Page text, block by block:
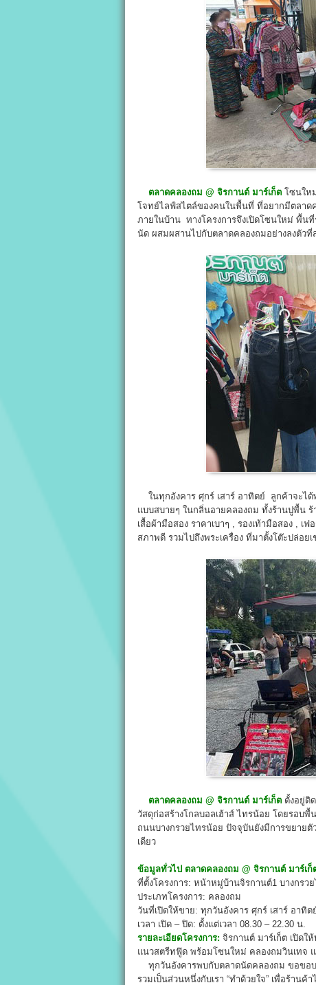
ตลาดคลองถม @ จิรกานต์ มาร์เก็ต โซนให
โจทย์ไลฟ์สไตล์ของคนในพื้นที่ ที่อยากมีตลาดค
ภายในบ้าน ทางโครงการจึงเปิดโซนใหม่ พื้น
นัด ผสมผสานไปกับตลาดคลองถมอย่างลงตัวที่
ในทุกอังคาร ศุกร์ เสาร์ อาทิตย์ ลูกค้าจะไ
แบบสบายๆ ในกลิ่นอายคลองถม ทั้งร้านปูพื้น
เสื้อผ้ามือสอง ราคาเบาๆ , รองเท้ามือสอง ,
สภาพดี รวมไปถึงพระเครื่อง ที่มาตั้งโต๊ะปล่อย
ตลาดคลองถม @ จิรกานต์ มาร์เก็ต ตั้งอยู่ติ
วัสดุก่อสร้างโกลบอลเฮ้าส์ ไทรน้อย โดยรอบ
ถนนบางกรวยไทรน้อย ปัจจุบันยังมีการขยาย
เดียว
ข้อมูลทั่วไป ตลาดคลองถม @ จิรกานต์ มาร์เก็
ที่ตั้งโครงการ: หน้าหมู่บ้านจิรกานต์1 บางกรว
ประเภทโครงการ: คลองถม
วันที่เปิดให้ขาย: ทุกวันอังคาร ศุกร์ เสาร์ อาทิต
เวลา เปิด – ปิด: ตั้งแต่เวลา 08.30 – 22.30 น.
รายละเอียดโครงการ: จิรกานต์ มาร์เก็ต เปิด
แนวสตรีทฟู๊ด พร้อมโซนใหม่ คลองถมวินเทจ แ
ทุกวันอังคารพบกับตลาดนัดคลองถม ขอขอบ
รวมเป็นส่วนหนึ่งกับเรา “ทำด้วยใจ” เพื่อร้าน